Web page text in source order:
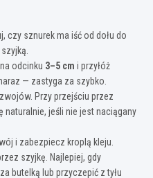
czy sznurek ma iść od dołu do
odcinku 3–5 cm i przyłóż
— zastyga za szybko.
Przy przejściu przez
naturalnie, jeśli nie jest naciągany
i zabezpiecz kroplą kleju.
szyjkę. Najlepiej, gdy
butelką lub przyczepić z tyłu